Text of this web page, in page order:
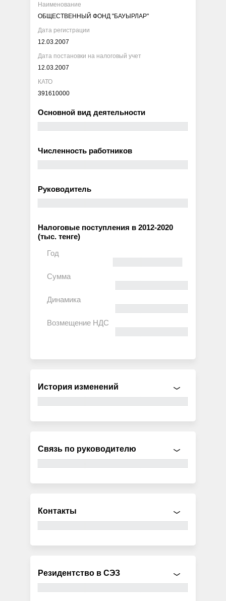
Наименование
ОБЩЕСТВЕННЫЙ ФОНД "БАУЫРЛАР"
Дата регистрации
12.03.2007
Дата постановки на налоговый учет
12.03.2007
КАТО
391610000
Основной вид деятельности
Численность работников
Руководитель
Налоговые поступления в 2012-2020
(тыс. тенге)
История изменений
Связь по руководителю
Контакты
Резидентство в СЭЗ